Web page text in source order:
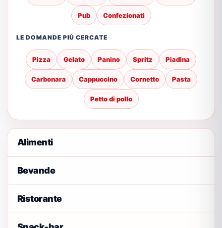
Pub Confezionati
LE DOMANDE PIÙ CERCATE
Pizza Gelato Panino Spritz Piadina
Carbonara Cappuccino Cornetto Pasta
Petto di pollo
Alimenti
Bevande
Ristorante